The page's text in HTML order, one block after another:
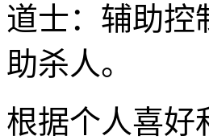
道士：辅助控
助杀人。
根据个人喜好